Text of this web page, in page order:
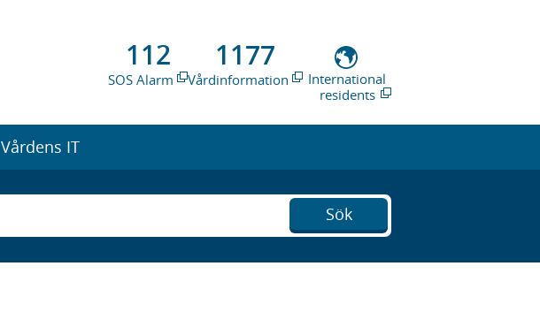
112
SOS Alarm
1177
Vårdinformation
International
residents
Vårdens IT
Sök